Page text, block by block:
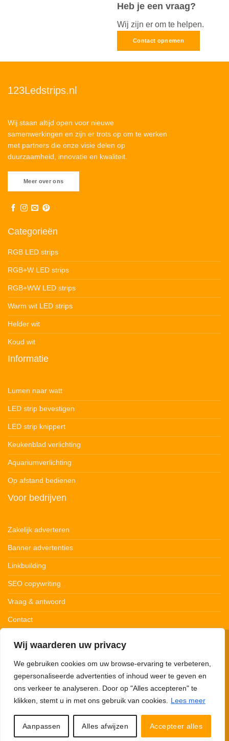
Wij waarderen uw privacy
We gebruiken cookies om uw browse-ervaring te verbeteren,
gepersonaliseerde advertenties of inhoud weer te geven en
ons verkeer te analyseren. Door op "Alles accepteren" te
klikken, stemt u in met ons gebruik van cookies.
Lees meer
Aanpassen Alles afwijzen Accepteer alles
Heb je een vraag?
Wij zijn er om te helpen.
Contact opnemen
123Ledstrips.nl
Wij staan altijd open voor nieuwe
samenwerkingen en zijn er trots op om te werken
met partners die onze visie delen op
duurzaamheid, innovatie en kwaliteit.
Meer over ons
Categorieën
RGB LED strips
RGB+W LED strips
RGB+WW LED strips
Warm wit LED strips
Helder wit
Koud wit
Informatie
Lumen naar watt
LED strip bevestigen
LED strip knippert
Keukenblad verlichting
Aquariumverlichting
Op afstand bedienen
Voor bedrijven
Zakelijk adverteren
Banner advertenties
Linkbuilding
SEO copywriting
Vraag & antwoord
Contact
Privacybeleid Cookiebeleid Disclaimer
123Ledstrips.nl neemt deel aan advertentieprogramma’s om commissie te
hiervoor doorverwezen naar de desbetreffende webshop.